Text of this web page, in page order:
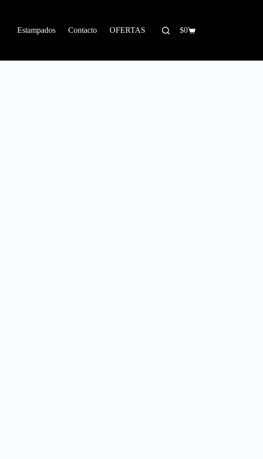
Estampados Contacto OFERTAS
Carrito
$0